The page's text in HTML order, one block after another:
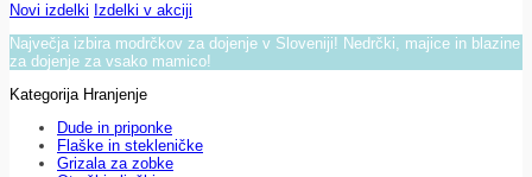
Novi izdelki Izdelki v akciji
Največja izbira modrčkov za dojenje v Sloveniji! Nedrčki, majice in blazine
za dojenje za vsako mamico!
Kategorija Hranjenje
Dude in priponke
Flaške in stekleničke
Grizala za zobke